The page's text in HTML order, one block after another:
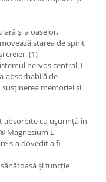
și a oaselor,
starea de spirit
creier. (1)
nervos central. L-
absorbabilă de
memoriei și
absorbite cu ușurință în
Magnesium L-
s-a dovedit a fi
și funcție